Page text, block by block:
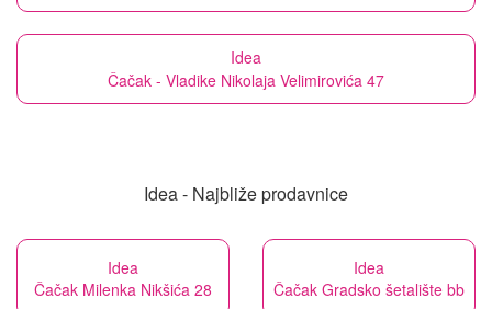
Idea
Čačak - Vladike Nikolaja Velimirovića 47
Idea - Najbliže prodavnice
Idea
Čačak Milenka Nikšića 28
Idea
Čačak Gradsko šetalište bb